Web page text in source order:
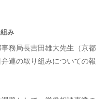
み
務局長吉田雄大先生（京都
連の取り組みについての報